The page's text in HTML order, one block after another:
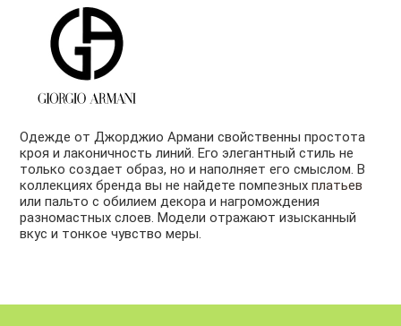
Одежде от Джорджио Армани свойственны простота
кроя и лаконичность линий. Его элегантный стиль не
только создает образ, но и наполняет его смыслом. В
коллекциях бренда вы не найдете помпезныхплатьев
или пальто с обилием декора и нагромождения
разномастных слоев. Модели отражают изысканный
вкус и тонкое чувство меры.